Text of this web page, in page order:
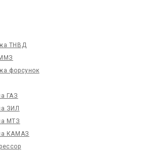
ТНВД
форсунок
ГАЗ
ЗИЛ
МТЗ
КАМАЗ